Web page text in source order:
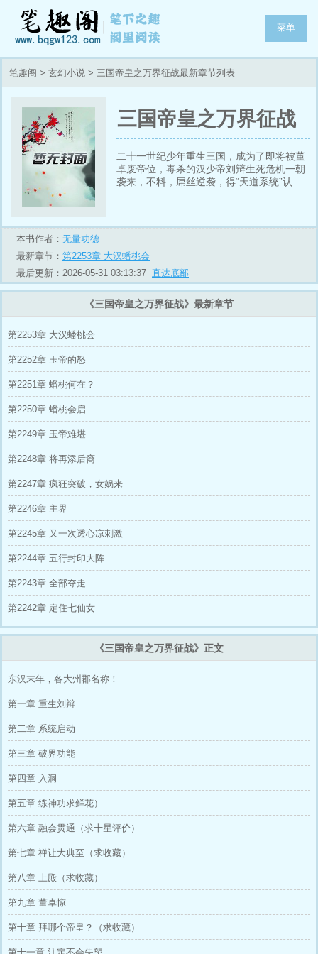
菜单
笔趣阁 > 玄幻小说 > 三国帝皇之万界征战最新章节列表
三国帝皇之万界征战
二十一世纪少年重生三国，成为了即将被董
卓废帝位，毒杀的汉少帝刘辩生死危机一朝
袭来，不料，屌丝逆袭，得“天道系统”认
段誉滚一边去，神雕世界，姑姑是我的，生
化世界，爱丽丝身材挺好嘛，来，为朕侍寝
风云，西游，洪荒，且看刘辩运用天道系
统，带来三国文臣武将，威武铁骑，如何征
战诸天万界，君临天地寰宇
本书作者： 无量功德
最新章节： 第2253章 大汉蟠桃会
最后更新：2026-05-31 03:13:37 直达底部
《三国帝皇之万界征战》最新章节
第2253章 大汉蟠桃会
第2252章 玉帝的怒
第2251章 蟠桃何在？
第2250章 蟠桃会启
第2249章 玉帝难堪
第2248章 将再添后裔
第2247章 疯狂突破，女娲来
第2246章 主界
第2245章 又一次透心凉刺激
第2244章 五行封印大阵
第2243章 全部夺走
第2242章 定住七仙女
《三国帝皇之万界征战》正文
东汉末年，各大州郡名称！
第一章 重生刘辩
第二章 系统启动
第三章 破界功能
第四章 入洞
第五章 练神功求鲜花）
第六章 融会贯通（求十星评价）
第七章 禅让大典至（求收藏）
第八章 上殿（求收藏）
第九章 董卓惊
第十章 拜哪个帝皇？（求收藏）